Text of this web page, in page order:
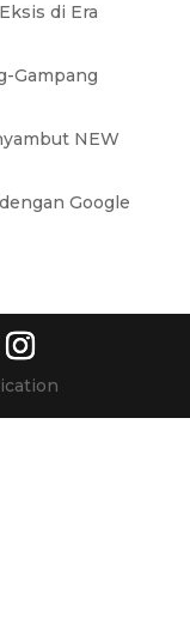
di Era
Gampang
NEW
Google